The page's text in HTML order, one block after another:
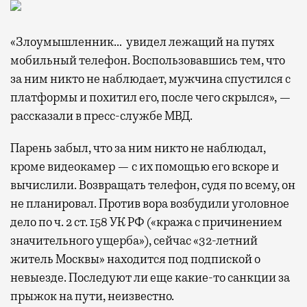
«Злоумышленник… увидел лежащий на путях
мобильный телефон. Воспользовавшись тем, что
за ним никто не наблюдает, мужчина спустился с
платформы и похитил его, после чего скрылся», —
рассказали в пресс-службе МВД.
Парень забыл, что за ним никто не наблюдал,
кроме видеокамер — с их помощью его вскоре и
вычислили. Возвращать телефон, судя по всему, он
не планировал. Против вора возбудили уголовное
дело по ч. 2 ст. 158 УК РФ («кража с причинением
значительного ущерба»), сейчас «32-летний
житель Москвы» находится под подпиской о
невыезде. Последуют ли еще какие-то санкции за
прыжок на пути, неизвестно.